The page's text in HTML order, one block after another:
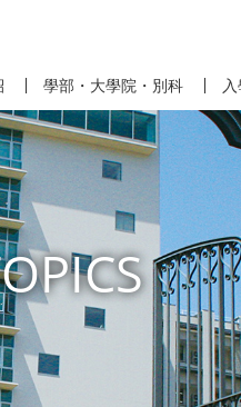
學部・大學院・別科